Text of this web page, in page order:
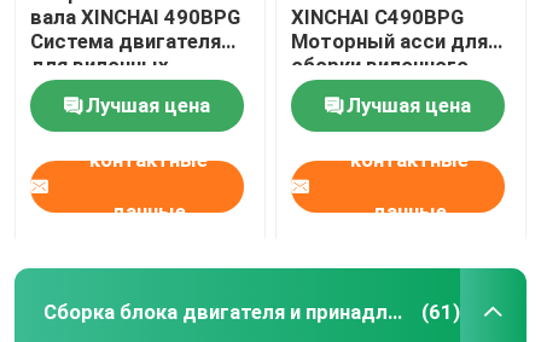
Домой
вала XINCHAI 490BPG
Система двигателя
для вилочных
погрузчиков
Лучшая цена
контактные
данные
XINCHAI C490BPG
Моторный асси для
сборки вилочного
двигателя
Лучшая цена
контактные
данные
Сборка блока двигателя и принадлежности (61)